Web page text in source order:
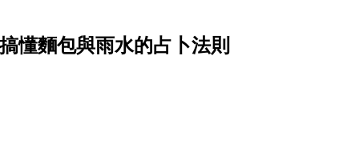
懂麵包與雨水的占卜法則